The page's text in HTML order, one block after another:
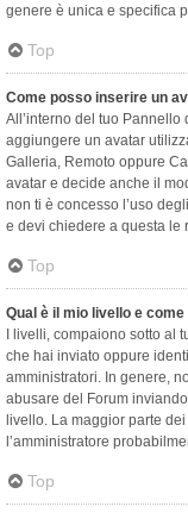
genere è unica e specifica
Top
Come posso inserire un
All’interno del tuo Pannello
aggiungere un avatar
Galleria, Remoto oppure
avatar e decide anche il
non ti è concesso l’uso
e devi chiedere a questa le
Top
Qual è il mio livello e
I livelli, compaiono sotto al
che hai inviato oppure
amministratori. In genere,
abusare del Forum
livello. La maggior parte
l’amministratore
Top